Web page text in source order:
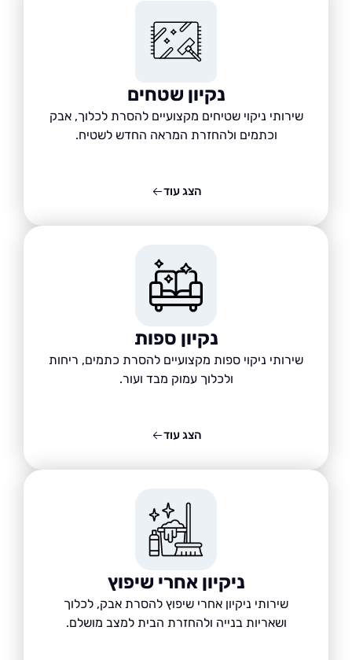
נקיון שטחים
שירותי ניקוי שטיחים מקצועיים להסרת לכלוך, אבק
וכתמים ולהחזרת המראה החדש לשטיח.
נקיון ספות
שירותי ניקוי ספות מקצועיים להסרת כתמים, ריחות
ולכלוך עמוק מבד ועור.
ניקיון אחרי שיפוץ
שירותי ניקיון אחרי שיפוץ להסרת אבק, לכלוך
ושאריות בנייה ולהחזרת הבית למצב מושלם.